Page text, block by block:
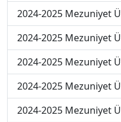
2024-2025 Mezuniyet
2024-2025 Mezuniyet
2024-2025 Mezuniyet
2024-2025 Mezuniyet
2024-2025 Mezuniyet